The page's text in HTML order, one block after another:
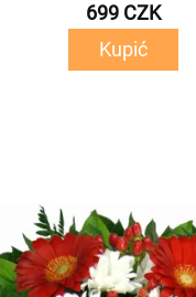
699 CZK
Kupić